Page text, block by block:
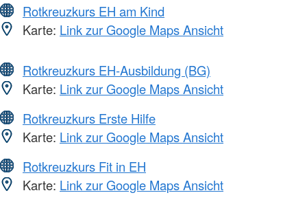
Rotkreuzkurs EH am Kind
Karte: Link zur Google Maps Ansicht
Rotkreuzkurs EH-Ausbildung (BG)
Karte: Link zur Google Maps Ansicht
Rotkreuzkurs Erste Hilfe
Karte: Link zur Google Maps Ansicht
Rotkreuzkurs Fit in EH
Karte: Link zur Google Maps Ansicht